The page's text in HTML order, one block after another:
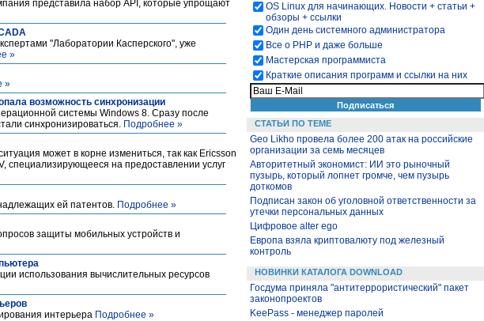
представила набор API, которые упрощают
"Лаборатории Касперского", уже
»
»
возможность синхронизации
системы Windows 8. Сразу после
синхронизироваться. Подробнее »
может в корне измениться, так как Ericsson
специализирующееся на предоставлении услуг
ей патентов. Подробнее »
защиты мобильных устройств и
использования вычислительных ресурсов
интерьера Подробнее »
OS Linux для начинающих. Новости + статьи +
обзоры + ссылки
Один день системного администратора
Все о PHP и даже больше
Мастерская программиста
Краткие описания программ и ссылки на них
СТАТЬИ ПО ТЕМЕ
Geo Likho провела более 200 атак на российские
организации за семь месяцев
Авторитетный экономист: ИИ это рыночный
пузырь, который лопнет громче, чем пузырь
доткомов
Подписан закон об уголовной ответственности за
утечки персональных данных
Цифровое alter ego
Европа взяла криптовалюту под железный
контроль
НОВИНКИ КАТАЛОГА DOWNLOAD
Госдума приняла "антитеррористический" пакет
законопроектов
KeePass - менеджер паролей